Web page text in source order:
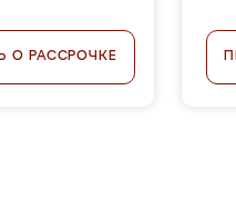
О РАССРОЧКЕ